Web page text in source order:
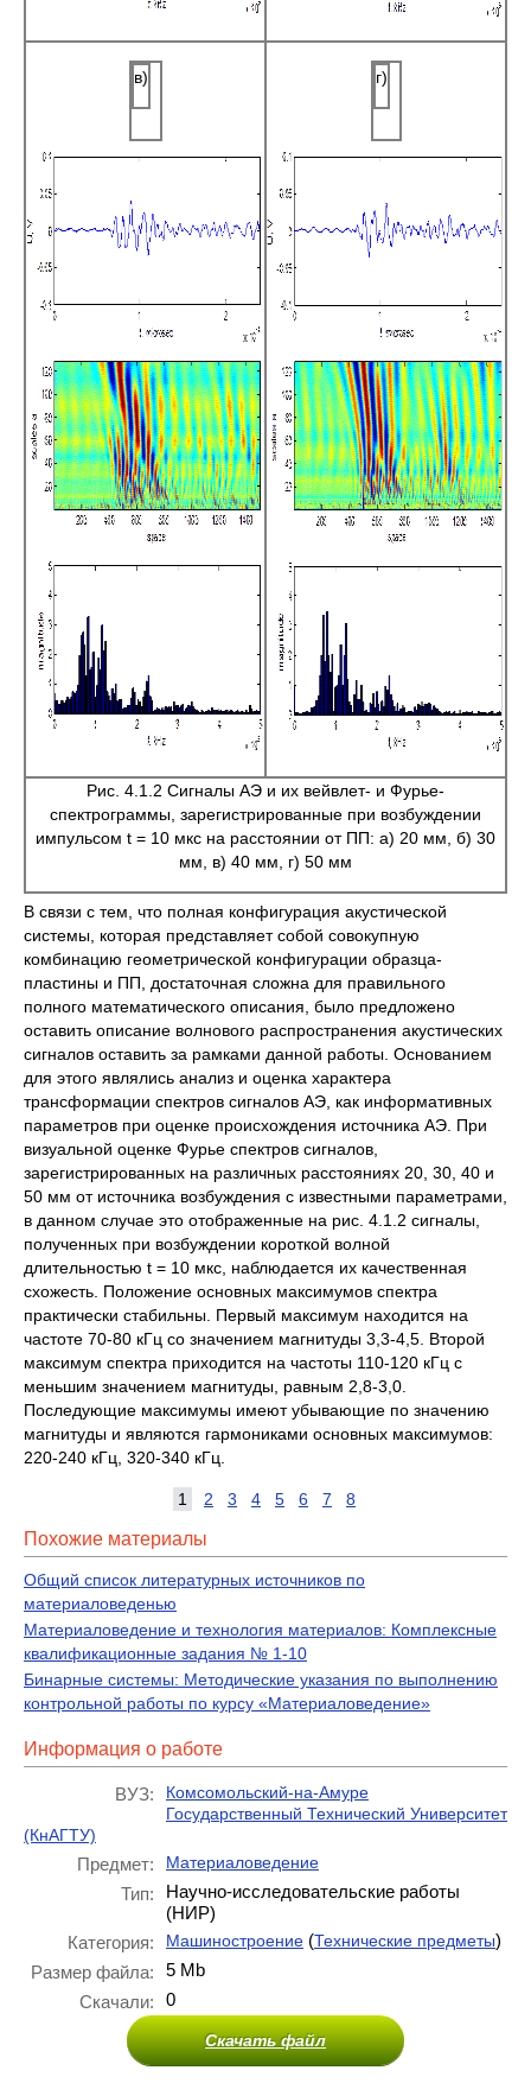
в) г)
Рис. 4.1.2 Сигналы АЭ и их вейвлет- и Фурье-
спектрограммы, зарегистрированные при возбуждении
импульсом t = 10 мкс на расстоянии от ПП: а) 20 мм, б) 30
мм, в) 40 мм, г) 50 мм
В связи с тем, что полная конфигурация акустической
системы, которая представляет собой совокупную
комбинацию геометрической конфигурации образца-
пластины и ПП, достаточная сложна для правильного
полного математического описания, было предложено
оставить описание волнового распространения акустических
сигналов оставить за рамками данной работы. Основанием
для этого являлись анализ и оценка характера
трансформации спектров сигналов АЭ, как информативных
параметров при оценке происхождения источника АЭ. При
визуальной оценке Фурье спектров сигналов,
зарегистрированных на различных расстояниях 20, 30, 40 и
50 мм от источника возбуждения с известными параметрами,
в данном случае это отображенные на рис. 4.1.2 сигналы,
полученных при возбуждении короткой волной
длительностью t = 10 мкс, наблюдается их качественная
схожесть. Положение основных максимумов спектра
практически стабильны. Первый максимум находится на
частоте 70-80 кГц со значением магнитуды 3,3-4,5. Второй
максимум спектра приходится на частоты 110-120 кГц с
меньшим значением магнитуды, равным 2,8-3,0.
Последующие максимумы имеют убывающие по значению
магнитуды и являются гармониками основных максимумов:
220-240 кГц, 320-340 кГц.
1 2 3 4 5 6 7 8
Похожие материалы
Общий список литературных источников по
материаловеденью
Материаловедение и технология материалов: Комплексные
квалификационные задания № 1-10
Бинарные системы: Методические указания по выполнению
контрольной работы по курсу «Материаловедение»
Информация о работе
ВУЗ:
Комсомольский-на-Амуре
Государственный Технический Университет
(КнАГТУ)
Предмет: Материаловедение
Тип:
Научно-исследовательские работы
(НИР)
Категория:
Машиностроение (Технические предметы)
Размер файла:
5 Mb
Скачали:
0
Скачать файл